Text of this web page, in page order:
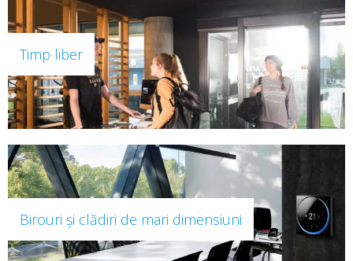
Timp liber
Birouri şi clădiri de mari dimensiuni